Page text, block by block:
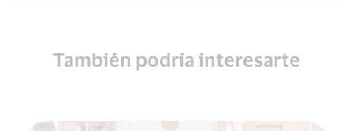
También podría interesarte